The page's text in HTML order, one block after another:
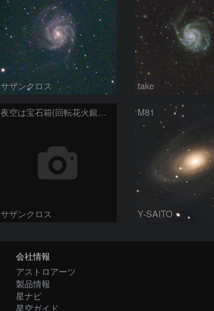
サザンクロス take
夜空は宝石箱(回転花火銀河 M101) Seestar50
サザンクロス
M81
Y-SAITO
会社情報
アストロアーツ
製品情報
星ナビ
星空ガイド